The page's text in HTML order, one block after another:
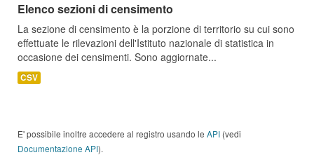
Elenco sezioni di censimento
La sezione di censimento è la porzione di territorio su cui sono
effettuate le rilevazioni dell'Istituto nazionale di statistica in
occasione dei censimenti. Sono aggiornate...
CSV
E' possibile inoltre accedere al registro usando le API (vedi
Documentazione API).